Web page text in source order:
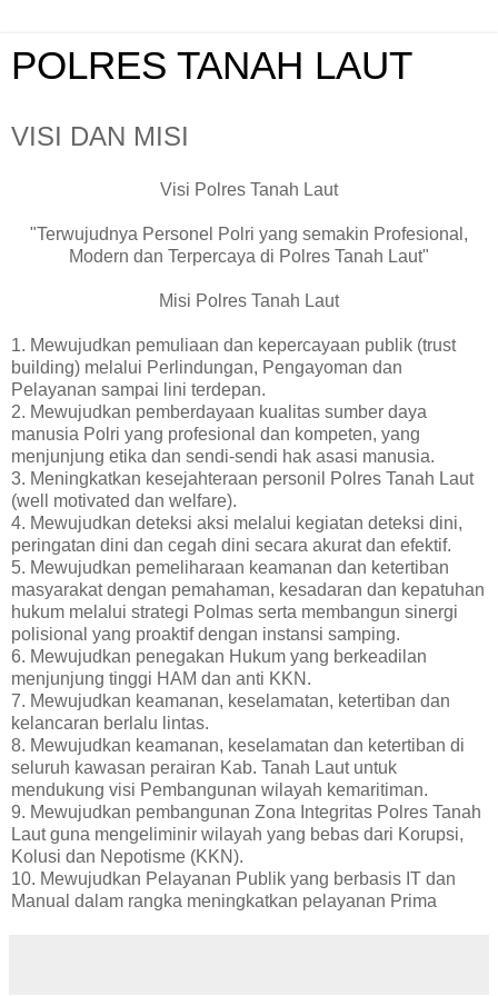
POLRES TANAH LAUT
VISI DAN MISI
Visi Polres Tanah Laut
"Terwujudnya Personel Polri yang semakin Profesional,
Modern dan Terpercaya di Polres Tanah Laut"
Misi Polres Tanah Laut
1. Mewujudkan pemuliaan dan kepercayaan publik (trust
building) melalui Perlindungan, Pengayoman dan
Pelayanan sampai lini terdepan.
2. Mewujudkan pemberdayaan kualitas sumber daya
manusia Polri yang profesional dan kompeten, yang
menjunjung etika dan sendi-sendi hak asasi manusia.
3. Meningkatkan kesejahteraan personil Polres Tanah Laut
(well motivated dan welfare).
4. Mewujudkan deteksi aksi melalui kegiatan deteksi dini,
peringatan dini dan cegah dini secara akurat dan efektif.
5. Mewujudkan pemeliharaan keamanan dan ketertiban
masyarakat dengan pemahaman, kesadaran dan kepatuhan
hukum melalui strategi Polmas serta membangun sinergi
polisional yang proaktif dengan instansi samping.
6. Mewujudkan penegakan Hukum yang berkeadilan
menjunjung tinggi HAM dan anti KKN.
7. Mewujudkan keamanan, keselamatan, ketertiban dan
kelancaran berlalu lintas.
8. Mewujudkan keamanan, keselamatan dan ketertiban di
seluruh kawasan perairan Kab. Tanah Laut untuk
mendukung visi Pembangunan wilayah kemaritiman.
9. Mewujudkan pembangunan Zona Integritas Polres Tanah
Laut guna mengeliminir wilayah yang bebas dari Korupsi,
Kolusi dan Nepotisme (KKN).
10. Mewujudkan Pelayanan Publik yang berbasis IT dan
Manual dalam rangka meningkatkan pelayanan Prima